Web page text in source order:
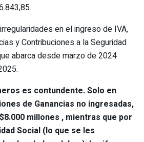
en el ingreso de IVA,
y Contribuciones a la Seguridad
abarca desde marzo de 2024
es contundente. Solo en
de Ganancias no ingresadas,
millones , mientras que por
Social (lo que se les